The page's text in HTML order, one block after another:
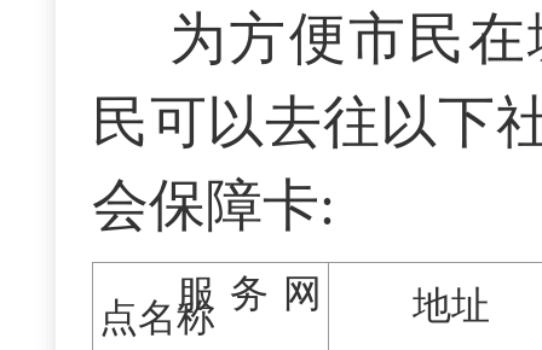
为方便市民
民可以去往以下
会保障卡:
服务网
点名称 地址